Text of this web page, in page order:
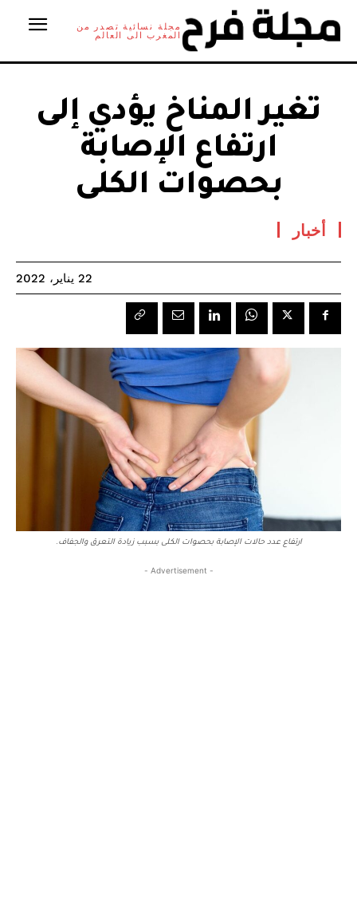
مجلة نسائية تصدر من
المغرب الى العالم
تغير المناخ يؤدي إلى
ارتفاع الإصابة
بحصوات الكلى
أخبار
22 يناير، 2022
ارتفاع عدد حالات الإصابة بحصوات الكلى بسبب زيادة التعرق والجفاف.
- Advertisement -